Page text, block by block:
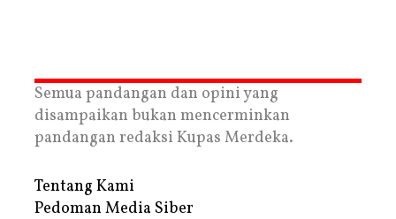
Semua pandangan dan opini yang
disampaikan bukan mencerminkan
pandangan redaksi Kupas Merdeka.
Tentang Kami
Pedoman Media Siber